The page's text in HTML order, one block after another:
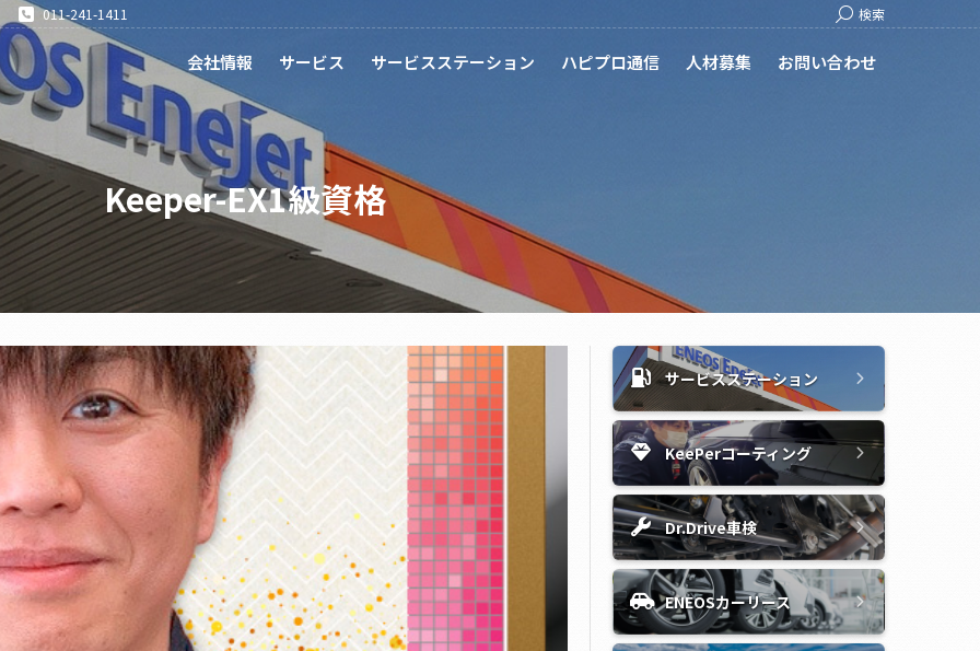
011-241-1411 Search:
検索
会社情報 サービス サービスステーション ハピプロ通信 人材募集 お問い合わせ
Keeper-EX1級資格
サービスステーション
KeePerコーティング
Dr.Drive車検
ENEOSカーリース